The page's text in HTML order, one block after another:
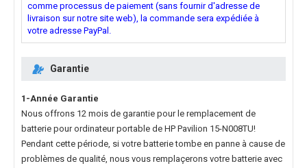
comme processus de paiement (sans fournir d'adresse de
livraison sur notre site web), la commande sera expédiée à
votre adresse PayPal.
Garantie
1-Année Garantie
Nous offrons 12 mois de garantie pour le remplacement de
batterie pour ordinateur portable de HP Pavilion 15-N008TU!
Pendant cette période, si votre batterie tombe en panne à cause de
problèmes de qualité, nous vous remplaçerons votre batterie avec